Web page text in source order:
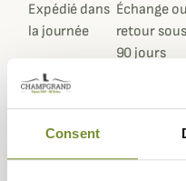
Consent
Expédié dans
la journée
Échange ou
retour sous
90 jours